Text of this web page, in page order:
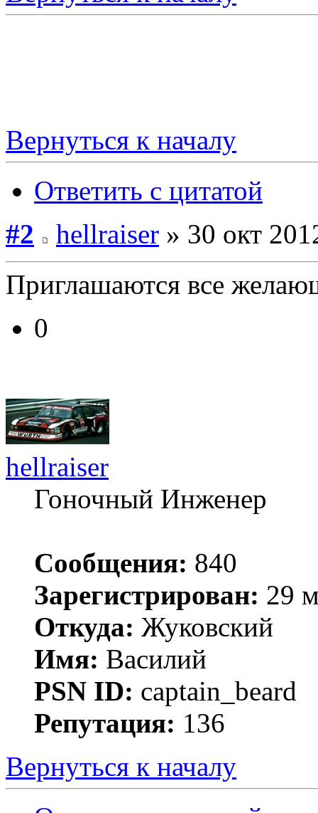
Вернуться к началу
Ответить с цитатой
#2
hellraiser » 30 окт
Приглашаются все
0
hellraiser
Гоночный Инженер
Сообщения: 840
Зарегистрирован: 29
Откуда: Жуковский
Имя: Василий
PSN ID: captain_beard
Репутация: 136
Вернуться к началу